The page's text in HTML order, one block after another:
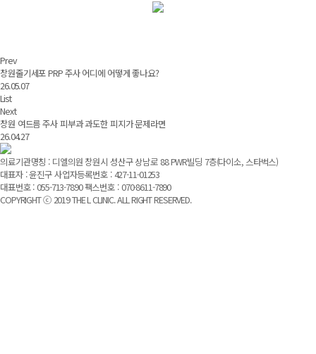
Prev
창원줄기세포 PRP 주사 어디에 어떻게 좋나요?
26.05.07
List
Next
창원 여드름 주사 피부과 과도한 피지가 문제라면
26.04.27
의료기관명칭 : 디엘의원 창원시 성산구 상남로 88 PWR빌딩 7층(다이소, 스타벅스)
대표자 : 윤진구 사업자등록번호 : 427-11-01253
대표번호 : 055-713-7890 팩스번호 : 070-8611-7890
COPYRIGHT ⓒ 2019 THE L CLINIC. ALL RIGHT RESERVED.